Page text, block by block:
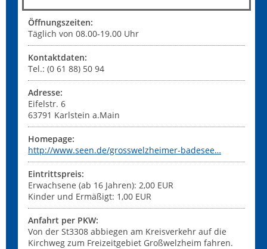
Öffnungszeiten:
Täglich von 08.00-19.00 Uhr
Kontaktdaten:
Tel.: (0 61 88) 50 94
Adresse:
Eifelstr. 6
63791 Karlstein a.Main
Homepage:
http://www.seen.de/grosswelzheimer-badesee…
Eintrittspreis:
Erwachsene (ab 16 Jahren): 2,00 EUR
Kinder und Ermäßigt: 1,00 EUR
Anfahrt per PKW:
Von der St3308 abbiegen am Kreisverkehr auf die
Kirchweg zum Freizeitgebiet Großwelzheim fahren.